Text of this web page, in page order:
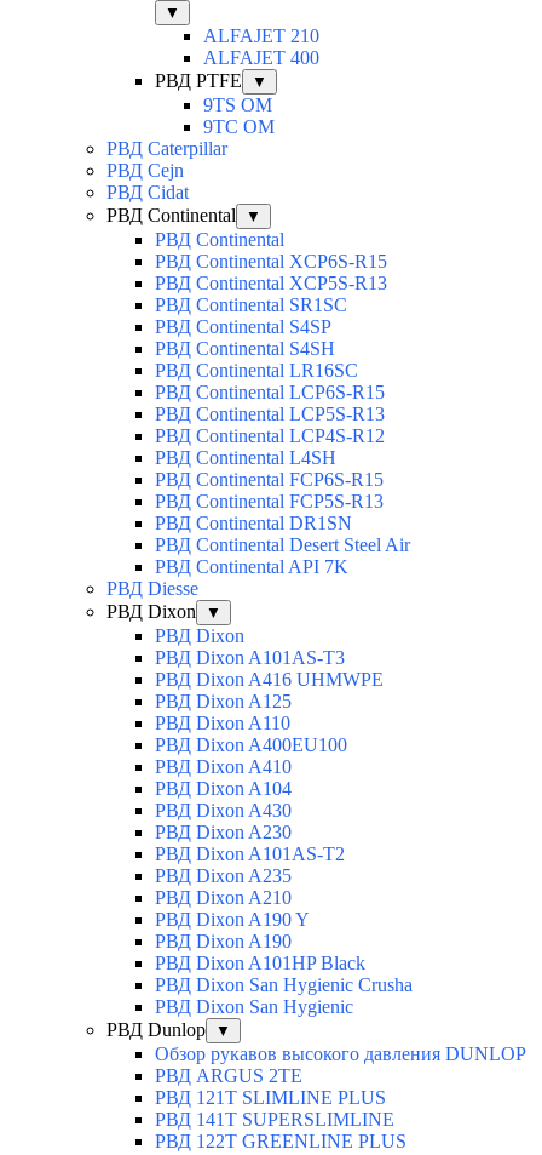
▼
ALFAJET 210
ALFAJET 400
РВД PTFE
▼
9TS OM
9TC OM
РВД Caterpillar
РВД Cejn
РВД Cidat
РВД Continental
▼
РВД Continental
РВД Continental XCP6S-R15
РВД Continental XCP5S-R13
РВД Continental SR1SC
РВД Continental S4SP
РВД Continental S4SH
РВД Continental LR16SC
РВД Continental LCP6S-R15
РВД Continental LCP5S-R13
РВД Continental LCP4S-R12
РВД Continental L4SH
РВД Continental FCP6S-R15
РВД Continental FCP5S-R13
РВД Continental DR1SN
РВД Continental Desert Steel Air
РВД Continental API 7K
РВД Diesse
РВД Dixon
▼
РВД Dixon
РВД Dixon A101AS-T3
РВД Dixon A416 UHMWPE
РВД Dixon A125
РВД Dixon A110
РВД Dixon A400EU100
РВД Dixon A410
РВД Dixon A104
РВД Dixon A430
РВД Dixon A230
РВД Dixon A101AS-T2
РВД Dixon A235
РВД Dixon A210
РВД Dixon A190 Y
РВД Dixon A190
РВД Dixon A101HP Black
РВД Dixon San Hygienic Crusha
РВД Dixon San Hygienic
РВД Dunlop
▼
Обзор рукавов высокого давления DUNLOP
РВД ARGUS 2TE
РВД 121T SLIMLINE PLUS
РВД 141T SUPERSLIMLINE
РВД 122T GREENLINE PLUS